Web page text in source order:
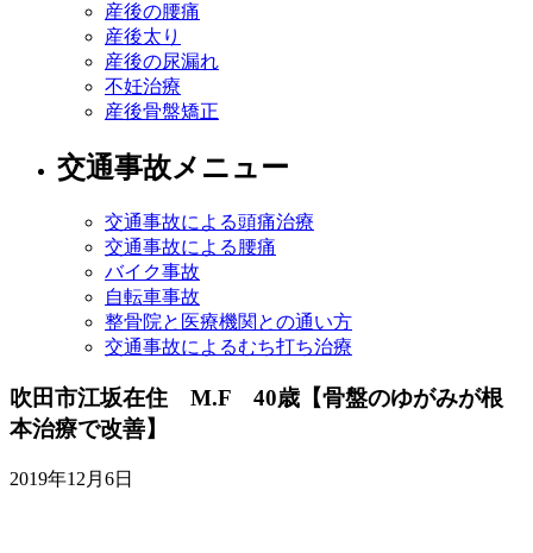
産後の腰痛
産後太り
産後の尿漏れ
不妊治療
産後骨盤矯正
交通事故メニュー
交通事故による頭痛治療
交通事故による腰痛
バイク事故
自転車事故
整骨院と医療機関との通い方
交通事故によるむち打ち治療
吹田市江坂在住 M.F 40歳【骨盤のゆがみが根
本治療で改善】
2019年12月6日